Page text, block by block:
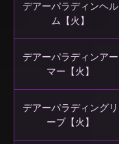
デアーパラディンヘル
ム【火】
デアーパラディンアー
マー【火】
デアーパラディングリ
ーブ【火】